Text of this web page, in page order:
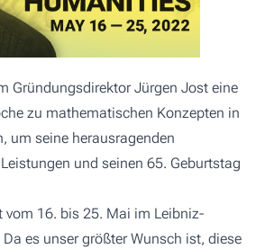
Gründungsdirektor Jürgen Jost eine
zu mathematischen Konzepten in
um seine herausragenden
und seinen 65. Geburtstag
vom 16. bis 25. Mai im Leibniz-
es unser größter Wunsch ist, diese